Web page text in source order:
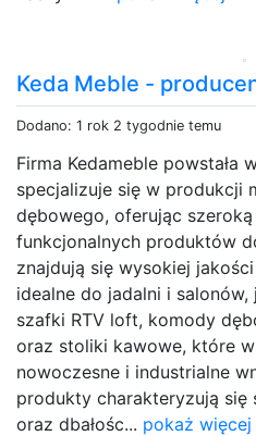
Keda Meble -
Dodano: 1 rok 2 tygodnie temu
Firma Kedameble powstała
specjalizuje się w produkcji
dębowego, oferując
funkcjonalnych produktów
znajdują się wysokiej jakości
idealne do jadalni i
szafki RTV loft, komody
oraz stoliki kawowe, które
nowoczesne i industrialne
produkty charakteryzują się
oraz dbałośc... pokaż więcej